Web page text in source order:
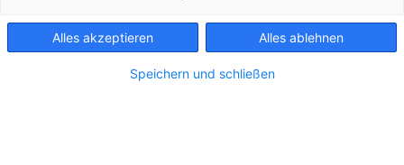
Alles akzeptieren Alles ablehnen
Speichern und schließen